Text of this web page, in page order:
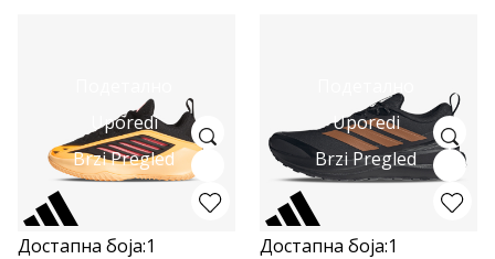
Uporedi
Brzi Pregled
Достапна боја:1
Uporedi
Brzi Pregled
Достапна боја:1